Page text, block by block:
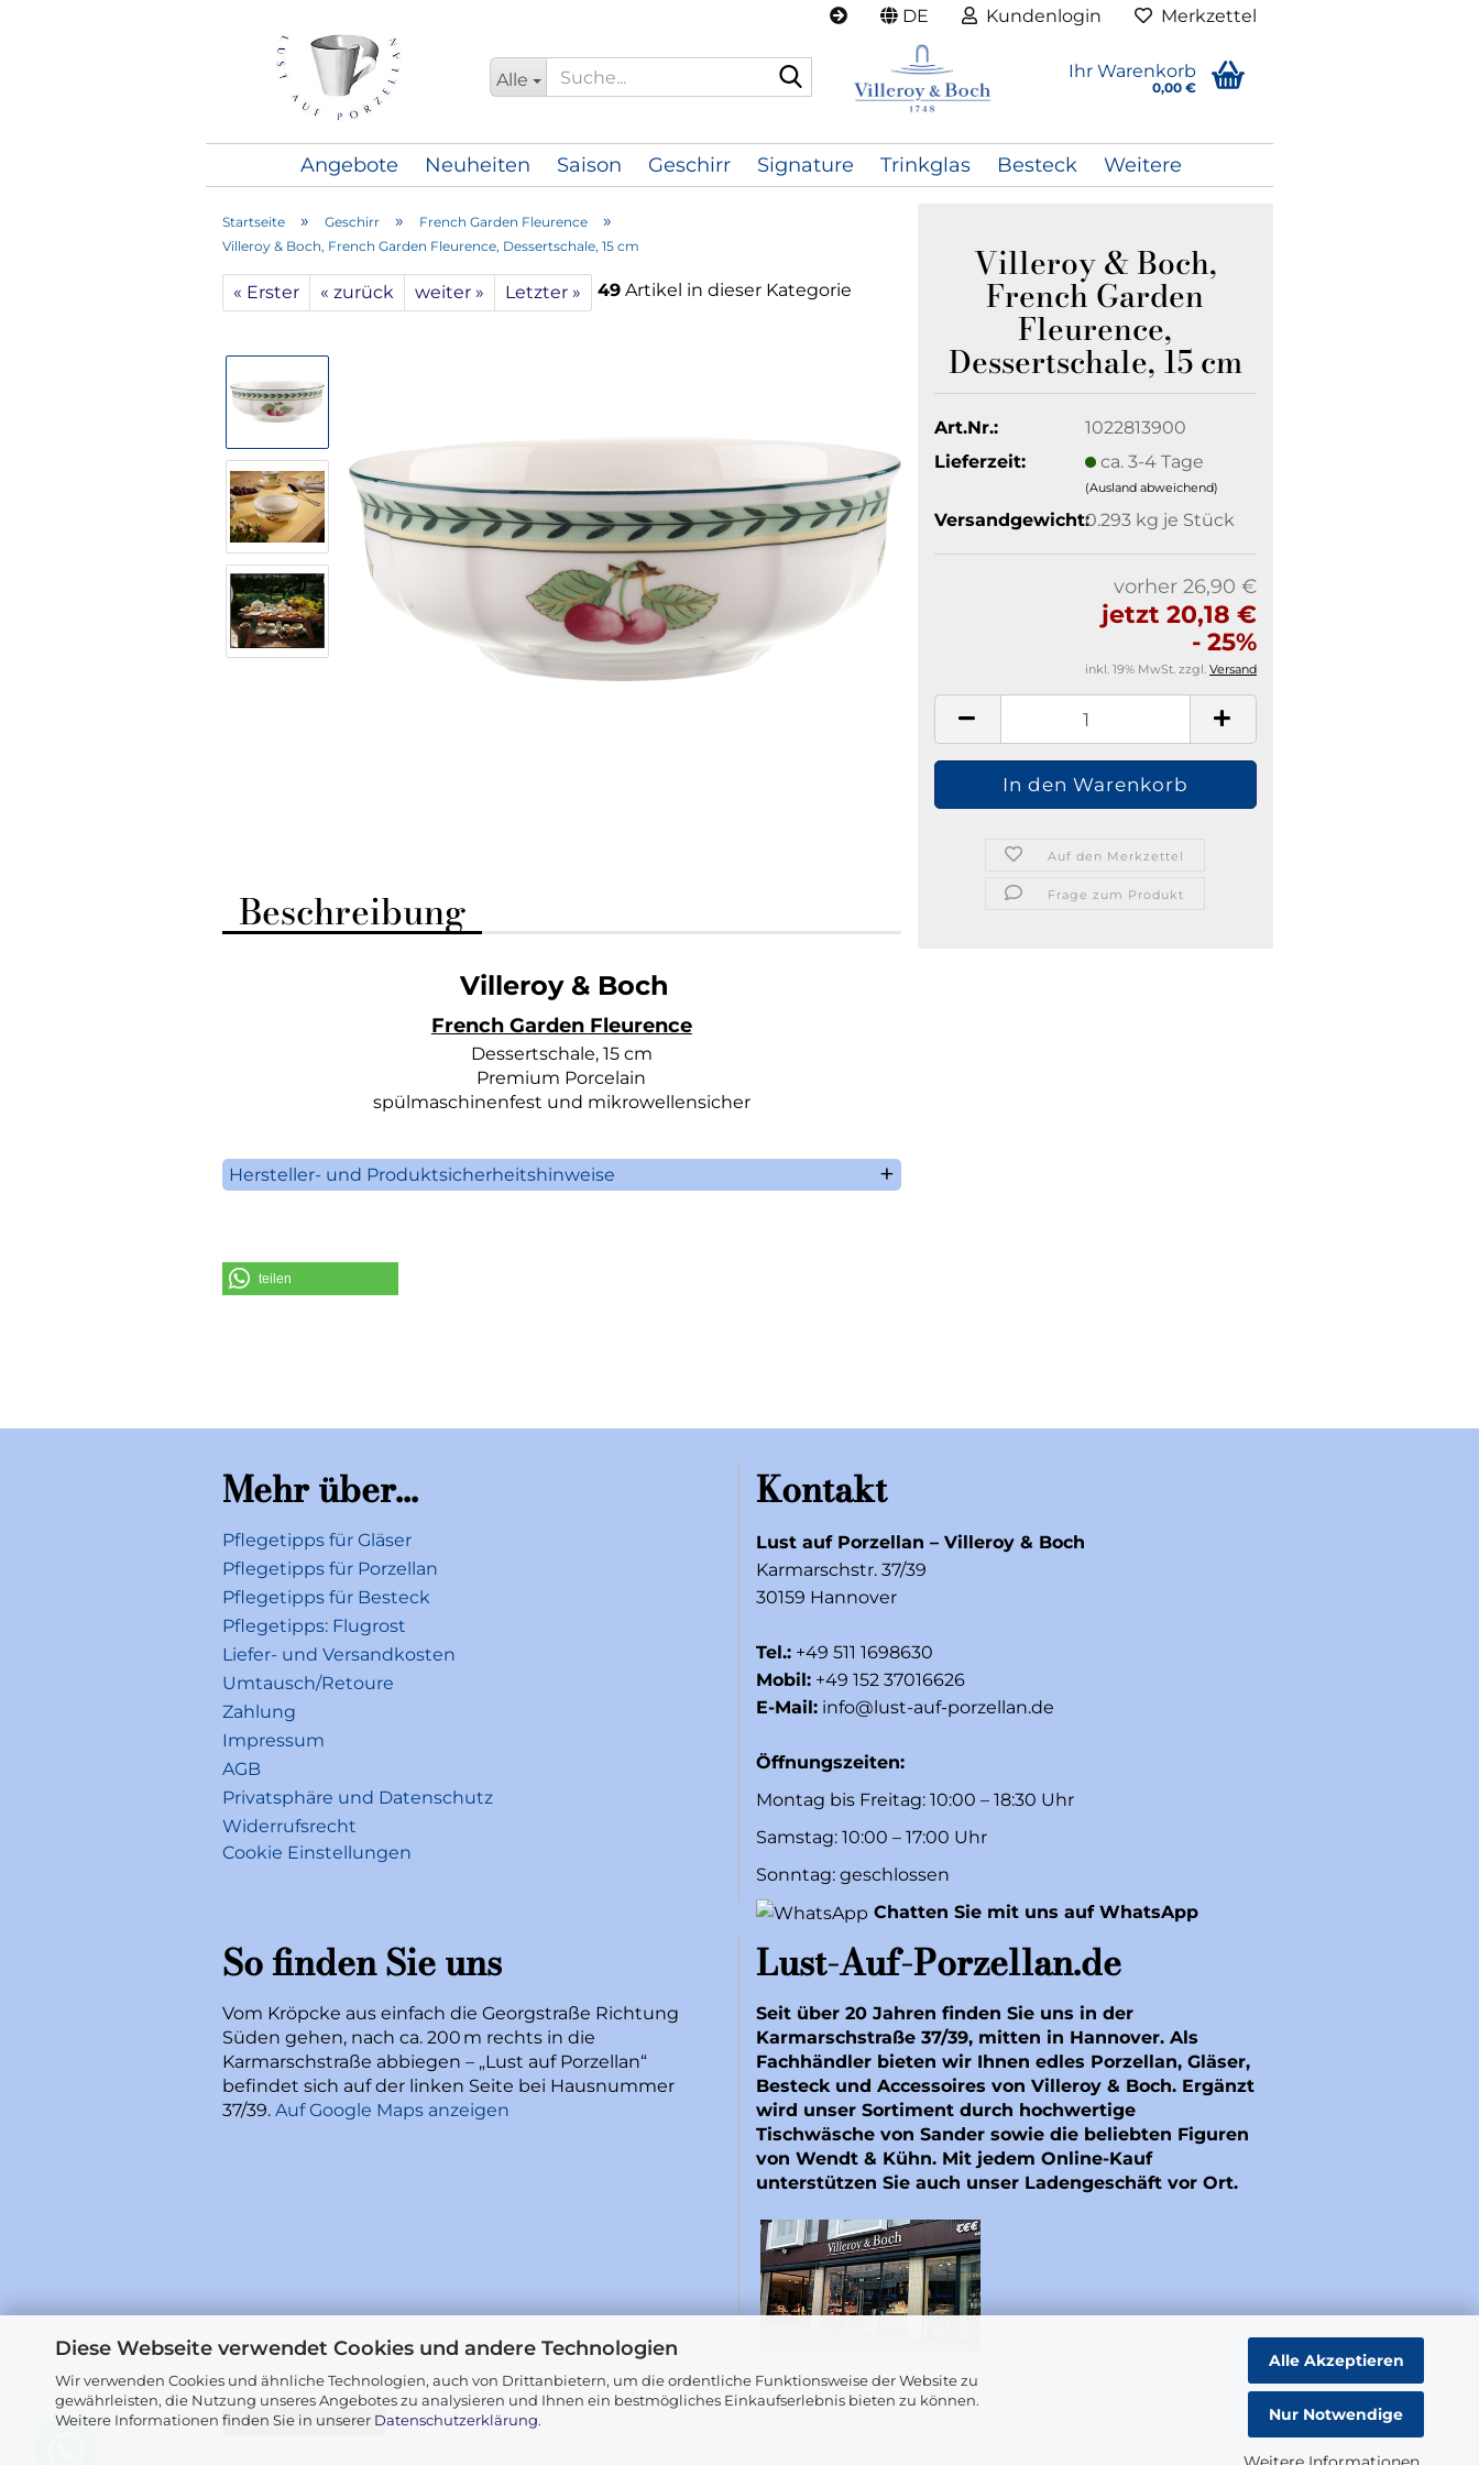
Diese Webseite verwendet Cookies und andere Technologien
Wir verwenden Cookies und ähnliche Technologien, auch von Drittanbietern, um die ordentliche Funktionsweise der Website zu
gewährleisten, die Nutzung unseres Angebotes zu analysieren und Ihnen ein bestmögliches Einkaufserlebnis bieten zu können.
Weitere Informationen finden Sie in unserer Datenschutzerklärung.
Alle Akzeptieren
Nur Notwendige
DE Kundenlogin Merkzettel
Alle Ihr Warenkorb
0,00 €
Angebote Neuheiten Saison Geschirr Signature Trinkglas Besteck Weitere
Startseite » Geschirr » French Garden Fleurence »
Villeroy & Boch, French Garden Fleurence, Dessertschale, 15 cm
« Erster « zurück weiter » Letzter » 49 Artikel in dieser Kategorie
Villeroy & Boch,
French Garden
Fleurence,
Dessertschale, 15 cm
Art.Nr.:
1022813900
Lieferzeit:
ca. 3-4 Tage
(Ausland abweichend)
Versandgewicht:0.293 kg je Stück
vorher 26,90 €
jetzt 20,18 €
- 25%
inkl. 19% MwSt. zzgl. Versand
Auf den Merkzettel
Frage zum Produkt
Beschreibung
Villeroy & Boch
French Garden Fleurence
Dessertschale, 15 cm
Premium Porcelain
spülmaschinenfest und mikrowellensicher
Hersteller- und Produktsicherheitshinweise
teilen
Mehr über...
Pflegetipps für Gläser
Pflegetipps für Porzellan
Pflegetipps für Besteck
Pflegetipps: Flugrost
Liefer- und Versandkosten
Umtausch/Retoure
Zahlung
Impressum
AGB
Privatsphäre und Datenschutz
Widerrufsrecht
Cookie Einstellungen
Kontakt
Lust auf Porzellan – Villeroy & Boch
Karmarschstr. 37/39
30159 Hannover
Tel.: +49 511 1698630
Mobil: +49 152 37016626
E-Mail: info@lust-auf-porzellan.de
Öffnungszeiten:
Montag bis Freitag: 10:00 – 18:30 Uhr
Samstag: 10:00 – 17:00 Uhr
Sonntag: geschlossen
Chatten Sie mit uns auf WhatsApp
So finden Sie uns
Vom Kröpcke aus einfach die Georgstraße Richtung
Süden gehen, nach ca. 200 m rechts in die
Karmarschstraße abbiegen – „Lust auf Porzellan“
befindet sich auf der linken Seite bei Hausnummer
37/39. Auf Google Maps anzeigen
Lust-Auf-Porzellan.de
Seit über 20 Jahren finden Sie uns in der
Karmarschstraße 37/39, mitten in Hannover. Als
Fachhändler bieten wir Ihnen edles Porzellan, Gläser,
Besteck und Accessoires von Villeroy & Boch. Ergänzt
wird unser Sortiment durch hochwertige
Tischwäsche von Sander sowie die beliebten Figuren
von Wendt & Kühn. Mit jedem Online-Kauf
unterstützen Sie auch unser Ladengeschäft vor Ort.
Vertrag widerrufen